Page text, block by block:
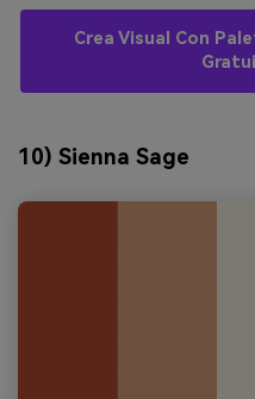
Crea Visual Con
10) Sienna Sage